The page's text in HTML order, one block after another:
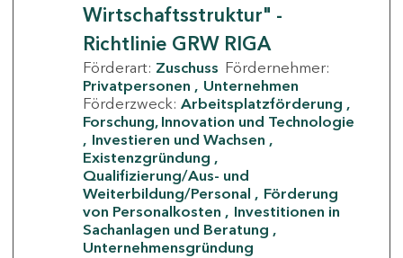
Wirtschaftsstruktur" -
Richtlinie GRW RIGA
Förderart: Zuschuss Fördernehmer:
Privatpersonen
Unternehmen
Förderzweck: Arbeitsplatzförderung
Forschung, Innovation und Technologie
Investieren und Wachsen
Existenzgründung
Qualifizierung/Aus- und
Weiterbildung/Personal
Förderung
von Personalkosten
Investitionen in
Sachanlagen und Beratung
Unternehmensgründung